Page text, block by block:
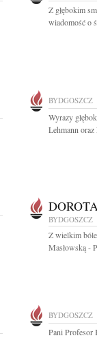
Z głębokim
wiadomość o
BYDGOSZCZ
Wyrazy
Lehmann
BYDGOSZCZ
Z wielkim
Masłowską -
BYDGOSZCZ
Pani Profesor